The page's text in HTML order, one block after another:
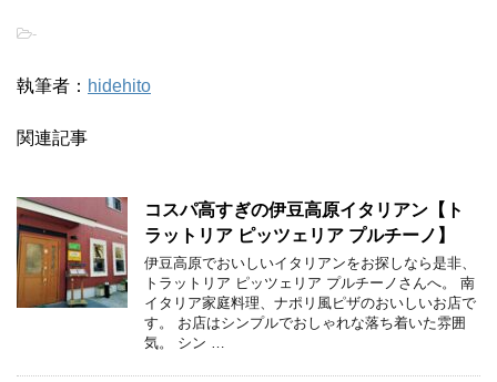
-
執筆者： hidehito
関連記事
コスパ高すぎの伊豆高原イタリアン【ト
ラットリア ピッツェリア プルチーノ】
伊豆高原でおいしいイタリアンをお探しなら是非、
トラットリア ピッツェリア プルチーノさんへ。 南
イタリア家庭料理、ナポリ風ピザのおいしいお店で
す。 お店はシンプルでおしゃれな落ち着いた雰囲
気。 シン …